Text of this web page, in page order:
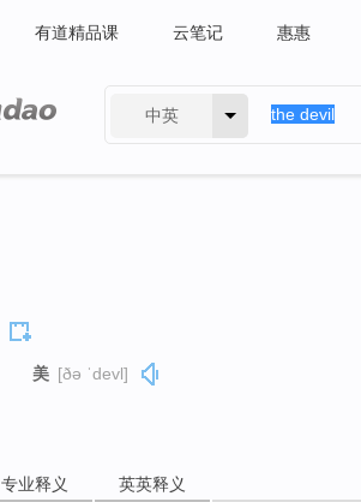
有道精品课 云笔记 惠惠
中英
美 [ðə ˈdevl]
专业释义 英英释义